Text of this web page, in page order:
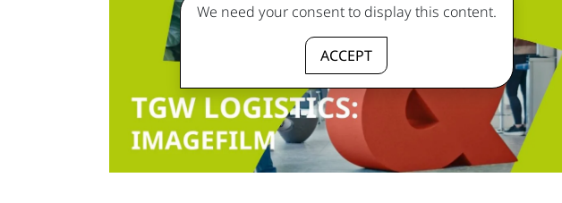
We need your consent to display this content.
ACCEPT